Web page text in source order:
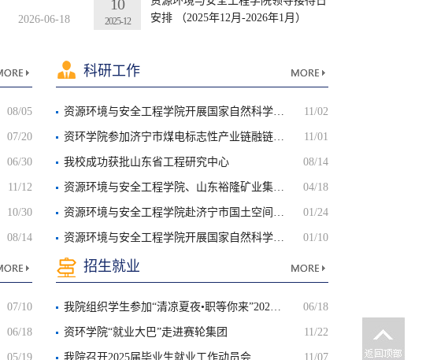
2026-06-18
10
2025-12
安排 （2025年12月-2026年1月）
08/05
07/20
06/30
11/12
10/30
08/14
科研工作
资源环境与安全工程学院开展国家自然科学基金申报培训会 11/02
资环学院参加济宁市煤电标志性产业链融链固链合作洽谈会 11/01
我校成功获批山东省工程研究中心 08/14
资源环境与安全工程学院、山东裕隆矿业集团共同召开冲击地压... 04/18
资源环境与安全工程学院赴济宁市国土空间数据和遥感技术中心... 01/24
资源环境与安全工程学院开展国家自然科学基金申报培训会 01/10
07/10
06/18
05/19
招生就业
我院组织学生参加“清凉夏夜•职等你来”2025邹城市人才夜市... 06/18
资环学院“就业大巴”走进赛轮集团 11/22
我院召开2025届毕业生就业工作动员会 11/07